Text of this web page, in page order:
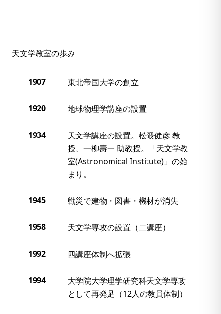
天文学教室の歩み
1907 東北帝国大学の創立
1920 地球物理学講座の設置
1934
天文学講座の設置。松隈健彦 教
授、一柳壽一 助教授。「天文学教
室(Astronomical Institute)」の始
まり。
1945 戦災で建物・図書・機材が消失
1958 天文学専攻の設置（二講座）
1992 四講座体制へ拡張
1994
大学院大学理学研究科天文学専攻
として再発足（12人の教員体制）